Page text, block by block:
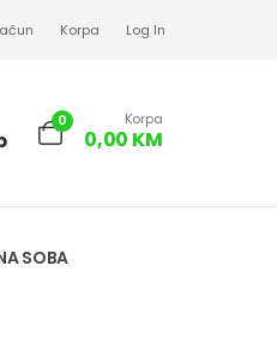
Korpa Log In
0 Korpa
0,00 KM
SOBA